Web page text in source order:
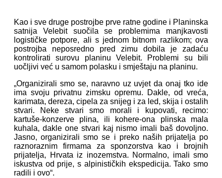
Kao i sve druge postrojbe prve ratne godine i Planinska
satnija Velebit suočila se problemima manjkavosti
logističke potpore, ali s jednom bitnom razlikom; ova
postrojba neposredno pred zimu dobila je zadaću
kontrolirati surovu planinu Velebit. Problemi su bili
uočljivi već u samom polasku i smještaju na planinu.
„Organizirali smo se, naravno uz uvjet da onaj tko ide
ima svoju privatnu zimsku opremu. Dakle, od vreća,
karimata, dereza, cipela za snijeg i za led, skija i ostalih
stvari. Neke stvari smo morali i kupovati, recimo:
kartuše-konzerve plina, ili kohere-ona plinska mala
kuhala, dakle one stvari kaj nismo imali baš dovoljno.
Jasno, organizirali smo se i preko naših prijatelja po
raznoraznim firmama za sponzorstva kao i brojnih
prijatelja, Hrvata iz inozemstva. Normalno, imali smo
iskustva od prije, s alpinističkih ekspedicija. Tako smo
radili i ovo“.